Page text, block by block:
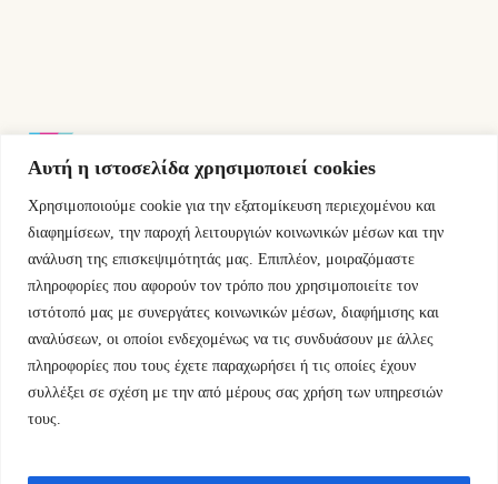
Αυτή η ιστοσελίδα χρησιμοποιεί cookies
Χρησιμοποιούμε cookie για την εξατομίκευση περιεχομένου και
διαφημίσεων, την παροχή λειτουργιών κοινωνικών μέσων και την
ανάλυση της επισκεψιμότητάς μας. Επιπλέον, μοιραζόμαστε
πληροφορίες που αφορούν τον τρόπο που χρησιμοποιείτε τον
ιστότοπό μας με συνεργάτες κοινωνικών μέσων, διαφήμισης και
αναλύσεων, οι οποίοι ενδεχομένως να τις συνδυάσουν με άλλες
πληροφορίες που τους έχετε παραχωρήσει ή τις οποίες έχουν
συλλέξει σε σχέση με την από μέρους σας χρήση των υπηρεσιών
τους.
Εμμ.Μπενάκη 76 10681 Αθήνα Ελλάδα.
+30.2110084023
info@kyfantabooks.gr
Βρείτε μας